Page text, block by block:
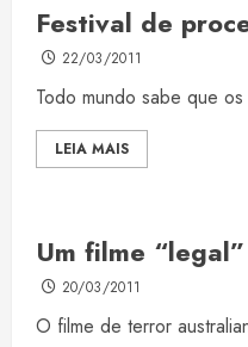
Festival de
22/03/2011
Todo mundo sabe que
LEIA MAIS
Um filme
20/03/2011
O filme de terror